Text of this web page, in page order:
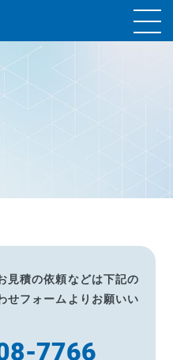
見積の依頼などは下記の
せフォームよりお願いい
7766